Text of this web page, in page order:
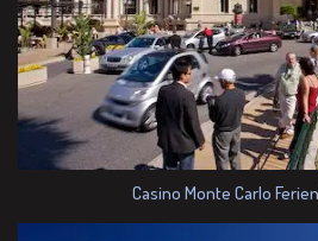
Casino Monte Carlo